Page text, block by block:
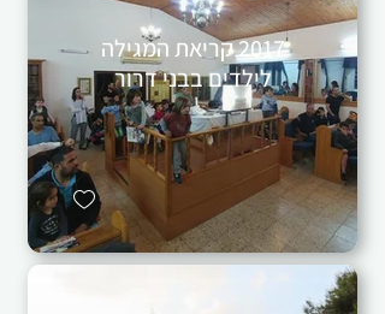
2017 קריאת המגילה
לילדים בבני דרור